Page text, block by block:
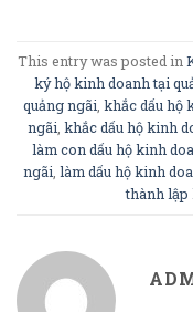
This entry was posted in
ký hộ kinh doanh tại
quảng ngãi khắc dấu hộ
ngãi khắc dấu hộ kinh
làm con dấu hộ kinh
ngãi làm dấu hộ kinh
thành lập